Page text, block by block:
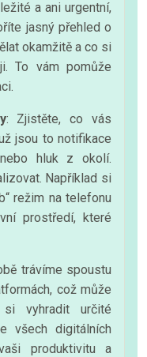
a ani urgentní,
jasný přehled o
okamžitě a co si
To vám pomůže
: Zjistěte, co vás
jsou to notifikace
hluk z okolí.
Například si
režim na telefonu
prostředí, které
trávíme spoustu
což může
si vyhradit určité
všech digitálních
produktivitu a